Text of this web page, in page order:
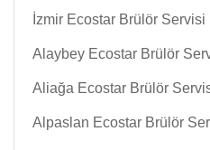
İzmir Ecostar Brülör Servisi
Alaybey Ecostar Brülör
Aliağa Ecostar Brülör
Alpaslan Ecostar Brülör